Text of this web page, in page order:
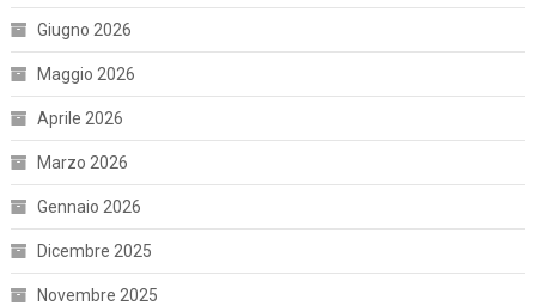
Giugno 2026
Maggio 2026
Aprile 2026
Marzo 2026
Gennaio 2026
Dicembre 2025
Novembre 2025